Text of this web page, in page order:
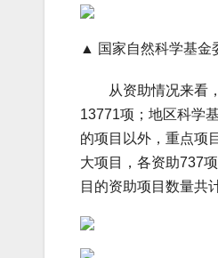
▲ 国家自然科学基金
从资助情况来看，
13771项；地区科学
的项目以外，重点项
大项目，各资助737
目的资助项目数量共